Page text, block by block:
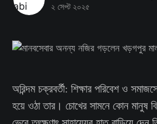
২ সেপ্ট ২০২৫
অরিন্দম চক্রবর্তী: শিক্ষার পরিবেশ ও
হয়ে ওঠা তার। চোখের সামনে কোন মানুষ